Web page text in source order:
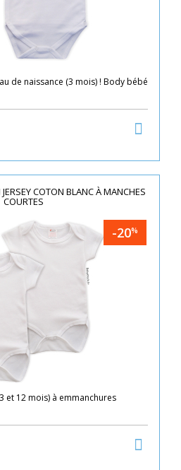
de naissance (3 mois) ! Body bébé
COTON BLANC À MANCHES
COURTES
-20%
et 12 mois) à emmanchures